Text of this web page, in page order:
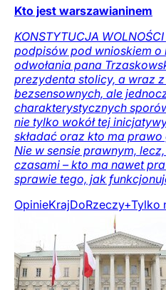
Kto jest warszawianinem
KONSTYTUCJA
podpisów pod wnioskiem o
odwołania pana
prezydenta stolicy, a wraz
bezsensownych, ale
charakterystycznych
nie tylko wokół tej
składać oraz kto ma prawo
Nie w sensie prawnym,
czasami – kto ma nawet
sprawie tego, jak
OpinieKrajDoRzeczy+Tylko